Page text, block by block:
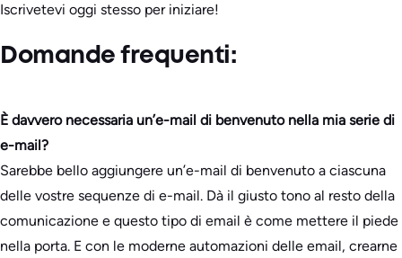
Iscrivetevi oggi stesso per iniziare!
Domande frequenti:
È davvero necessaria un’e-mail di benvenuto nella mia serie di
e-mail?
Sarebbe bello aggiungere un’e-mail di benvenuto a ciascuna
delle vostre sequenze di e-mail. Dà il giusto tono al resto della
comunicazione e questo tipo di email è come mettere il piede
nella porta. E con le moderne automazioni delle email, crearne